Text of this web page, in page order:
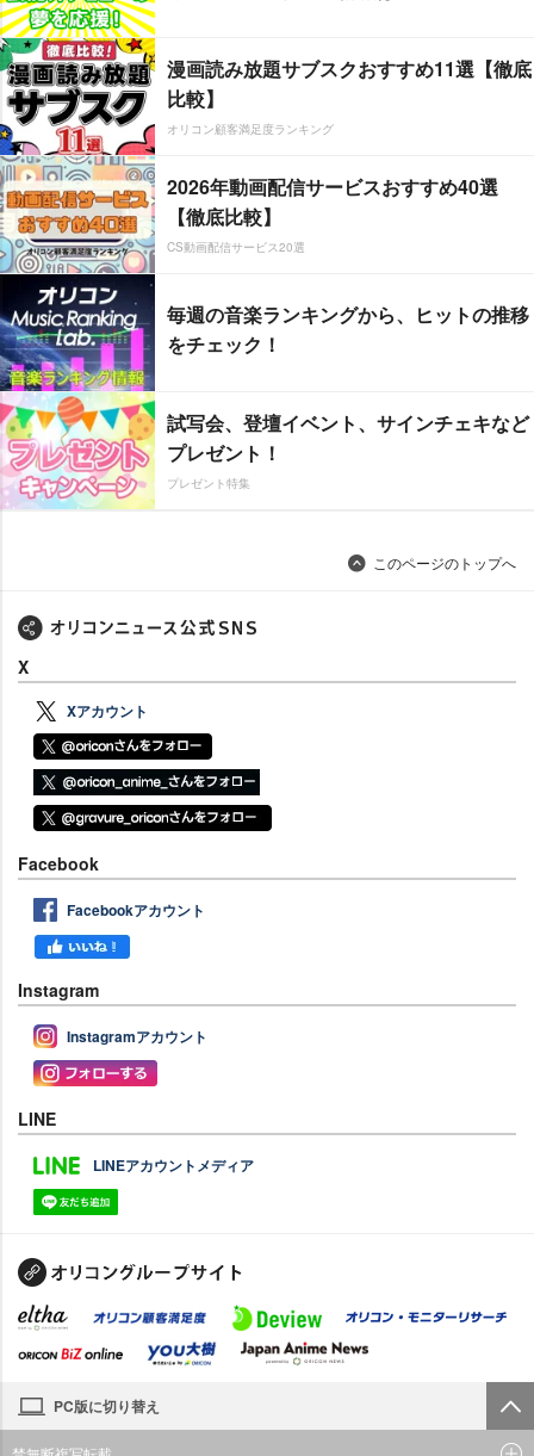
漫画読み放題サブスクおすすめ11選【徹底
比較】
オリコン顧客満足度ランキング
2026年動画配信サービスおすすめ40選
【徹底比較】
CS動画配信サービス20選
毎週の音楽ランキングから、ヒットの推移
をチェック！
試写会、登壇イベント、サインチェキなど
プレゼント！
プレゼント特集
このページのトップへ
X
Xアカウント
Facebook
Facebookアカウント
Instagram
Instagramアカウント
LINE
LINEアカウントメディア
PC版に切り替え